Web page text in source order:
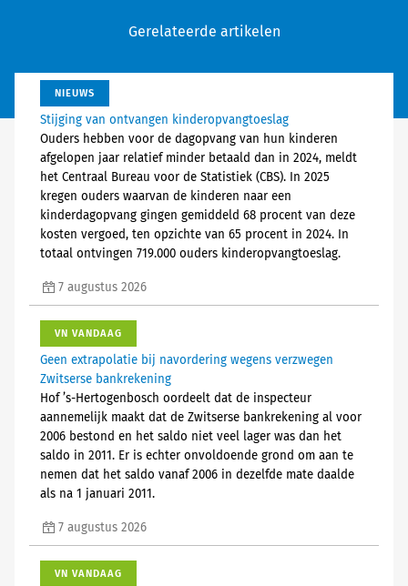
Gerelateerde artikelen
NIEUWS
Stijging van ontvangen kinderopvangtoeslag
Ouders hebben voor de dagopvang van hun kinderen
afgelopen jaar relatief minder betaald dan in 2024, meldt
het Centraal Bureau voor de Statistiek (CBS). In 2025
kregen ouders waarvan de kinderen naar een
kinderdagopvang gingen gemiddeld 68 procent van deze
kosten vergoed, ten opzichte van 65 procent in 2024. In
totaal ontvingen 719.000 ouders kinderopvangtoeslag.
7 augustus 2026
VN VANDAAG
Geen extrapolatie bij navordering wegens verzwegen
Zwitserse bankrekening
Hof ’s-Hertogenbosch oordeelt dat de inspecteur
aannemelijk maakt dat de Zwitserse bankrekening al voor
2006 bestond en het saldo niet veel lager was dan het
saldo in 2011. Er is echter onvoldoende grond om aan te
nemen dat het saldo vanaf 2006 in dezelfde mate daalde
als na 1 januari 2011.
7 augustus 2026
VN VANDAAG